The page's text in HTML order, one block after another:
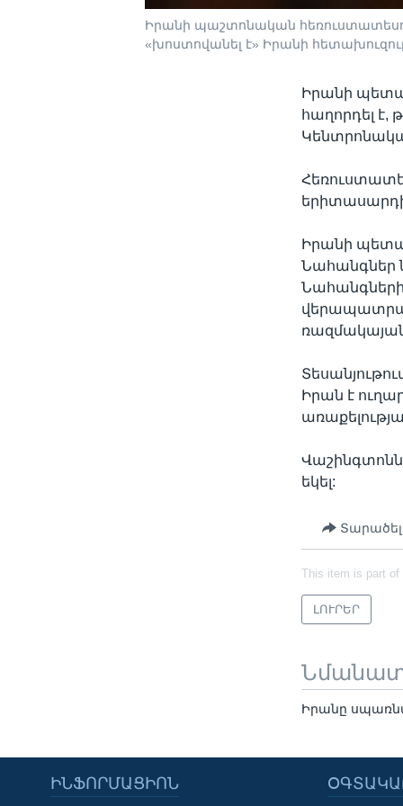
Իրանի պաշտոնական
«խոստովանել է» Իրանի
Իրանի
հաղորդել
Իրանի
Նահանգներ
Իրան է
Վաշինգտոնն
եկել:
Տարածել
This item is part of
ԼՈՒՐԵՐ
Իրանը
ԻՆՖՈՐՄԱՑԻՈՆ